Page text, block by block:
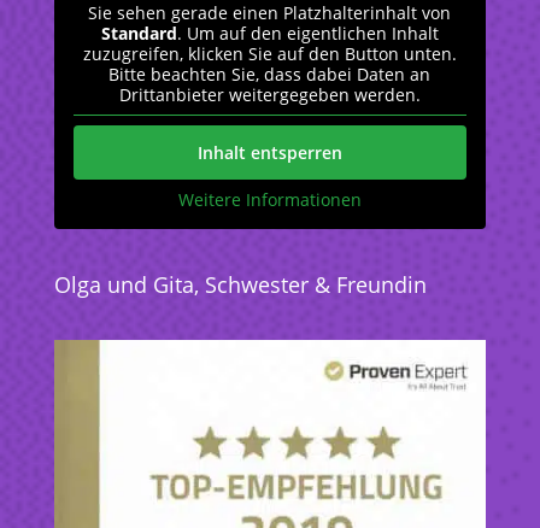
Sie sehen gerade einen Platzhalterinhalt von
Standard. Um auf den eigentlichen Inhalt
zuzugreifen, klicken Sie auf den Button unten.
Bitte beachten Sie, dass dabei Daten an
Drittanbieter weitergegeben werden.
Inhalt entsperren
Weitere Informationen
Olga und Gita, Schwester & Freundin